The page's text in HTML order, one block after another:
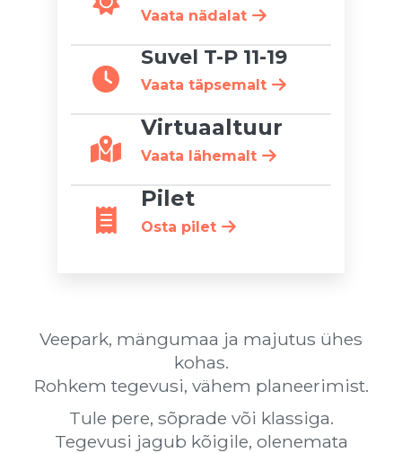
Vaata nädalat
Suvel T-P 11-19
Vaata täpsemalt
Virtuaaltuur
Vaata lähemalt
Pilet
Osta pilet
Veepark, mängumaa ja majutus ühes
kohas.
Rohkem tegevusi, vähem planeerimist.
Tule pere, sõprade või klassiga.
Tegevusi jagub kõigile, olenemata